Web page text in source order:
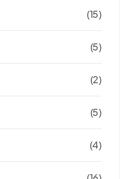
(15)
(5)
(2)
(5)
(4)